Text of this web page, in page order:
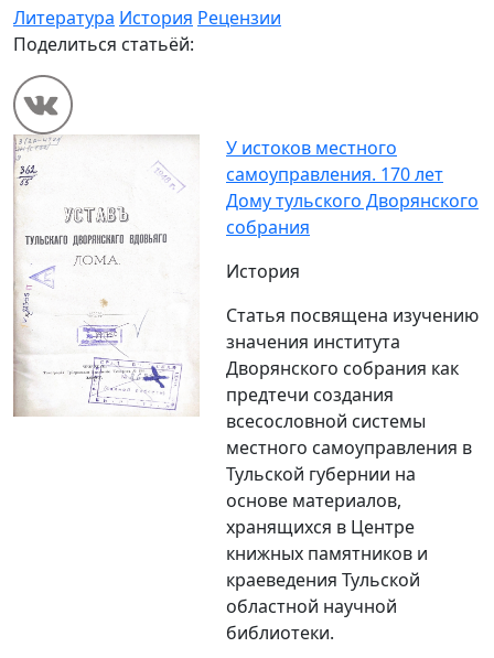
Литература История Рецензии
Поделиться статьёй:
У истоков местного
самоуправления. 170 лет
Дому тульского Дворянского
собрания
История
Статья посвящена изучению
значения института
Дворянского собрания как
предтечи создания
всесословной системы
местного самоуправления в
Тульской губернии на
основе материалов,
хранящихся в Центре
книжных памятников и
краеведения Тульской
областной научной
библиотеки.